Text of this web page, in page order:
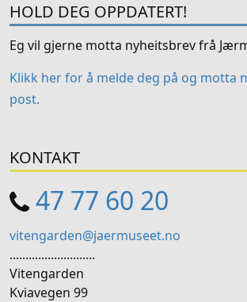
HOLD DEG OPPDATERT!
Eg vil gjerne motta nyheitsbrev frå
Klikk her for å melde deg på og motta
post.
KONTAKT
47 77 60 20
vitengarden@jaermuseet.no
...........................
Vitengarden
Kviavegen 99